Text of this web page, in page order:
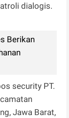
dialogis.
Berikan
security PT.
Jawa Barat,